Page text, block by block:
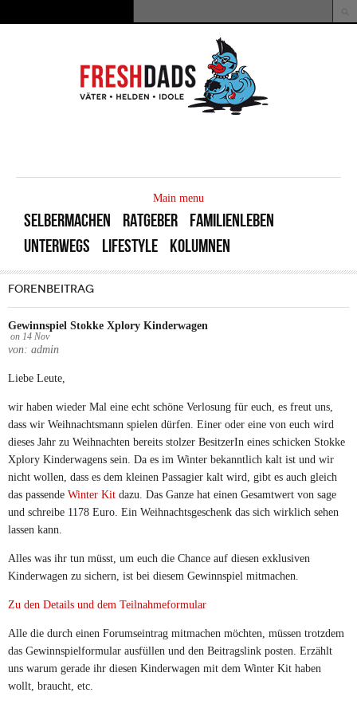
Suchformular
Main menu
SELBERMACHEN RATGEBER
FAMILIENLEBEN
UNTERWEGS
LIFESTYLE KOLUMNEN
FORENBEITRAG
Gewinnspiel Stokke Xplory Kinderwagen
on 14 Nov
von: admin
Liebe Leute,
wir haben wieder Mal eine echt schöne Verlosung für euch, es freut uns,
dass wir Weihnachtsmann spielen dürfen. Einer oder eine von euch wird
dieses Jahr zu Weihnachten bereits stolzer BesitzerIn eines schicken Stokke
Xplory Kinderwagens sein. Da es im Winter bekanntlich kalt ist und wir
nicht wollen, dass es dem kleinen Passagier kalt wird, gibt es auch gleich
das passende Winter Kit dazu. Das Ganze hat einen Gesamtwert von sage
und schreibe 1178 Euro. Ein Weihnachtsgeschenk das sich wirklich sehen
lassen kann.
Alles was ihr tun müsst, um euch die Chance auf diesen exklusiven
Kinderwagen zu sichern, ist bei diesem Gewinnspiel mitmachen.
Zu den Details und dem Teilnahmeformular
Alle die durch einen Forumseintrag mitmachen möchten, müssen trotzdem
das Gewinnspielformular ausfüllen und den Beitragslink posten. Erzählt
uns warum gerade ihr diesen Kinderwagen mit dem Winter Kit haben
wollt, braucht, etc.